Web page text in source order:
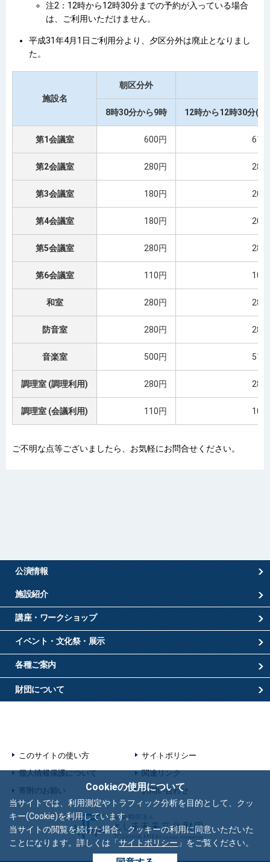
Cookieの使用について
当サイトでは、利用測定やトラフィック分析を目的として、クッ
キー(Cookie)を利用しています。
当サイトの閲覧を続けた場合、クッキーの利用に同意いただいた
ことになります。詳しくは「サイトポリシー 」をご覧ください。
注2：12時から12時30分までの予約が入っている場合
は、ご利用いただけません。
平成31年4月1日ご利用分より、夕区分外は廃止となりまし
た。
施設名
朝区分外
8時30分から9時 12時から12時30分(注
第1会議室 600円 610
第2会議室 280円 280
第3会議室 180円 200
第4会議室 180円 200
第5会議室 280円 280
第6会議室 110円 100
和室 280円 280
防音室 280円 280
音楽室 500円 510
調理室 (調理利用) 280円 280
調理室 (会議利用) 110円 100
ご不明な点等ございましたら、お気軽にお問合せください。
公演情報
施設紹介
講座・ワークショップ
イベント・文化祭・展示
各種ご案内
財団について
このサイトの使い方
サイトポリシー
個人情報保護について
関連リンク
寄附のお願い
お問い合わせ